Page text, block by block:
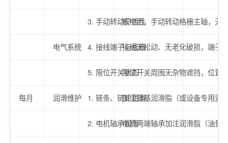
3. 手动转动灵活性断电后，手动转动格栅主轴，无
电气系统 4. 接线端子与线路接线无松动、无老化破损，端子
5. 限位开关状态限位开关周围无杂物遮挡，位置
每月 润滑维护 1. 链条、链轮润滑加注锂基润滑脂（或设备专用润
2. 电机轴承润滑电机两端轴承加注润滑脂（油量